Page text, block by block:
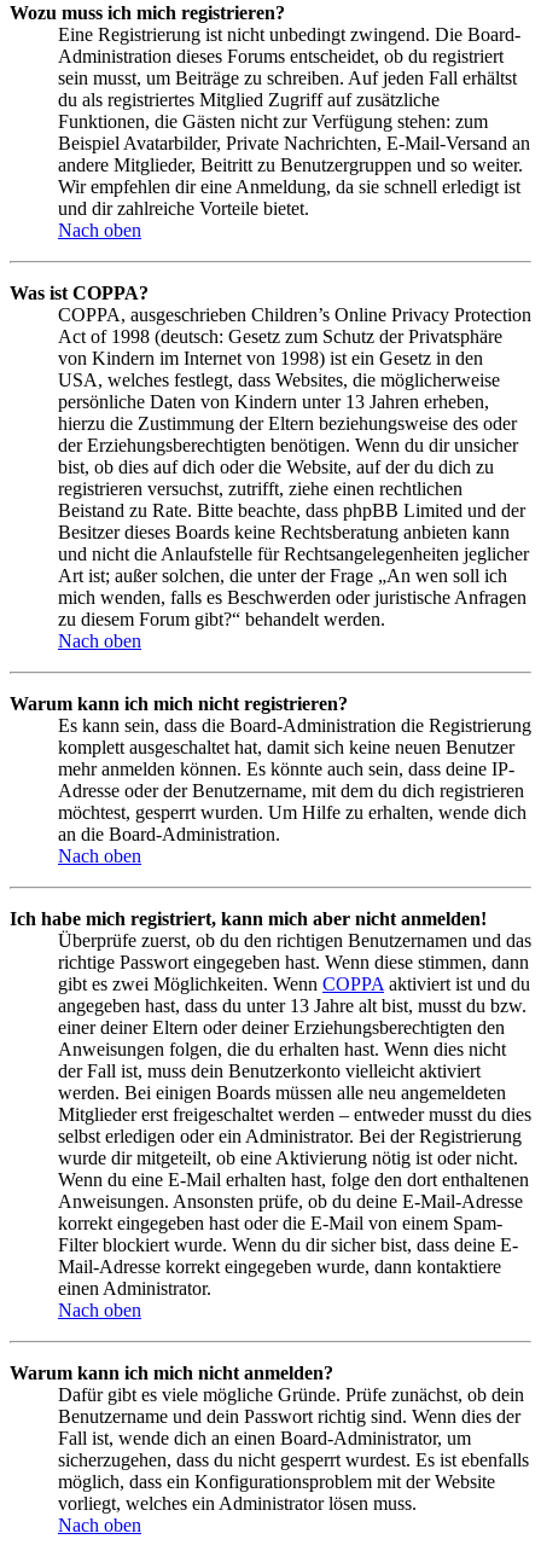
Wozu muss ich mich registrieren?
Eine Registrierung ist nicht unbedingt zwingend. Die Board-
Administration dieses Forums entscheidet, ob du registriert
sein musst, um Beiträge zu schreiben. Auf jeden Fall erhältst
du als registriertes Mitglied Zugriff auf zusätzliche
Funktionen, die Gästen nicht zur Verfügung stehen: zum
Beispiel Avatarbilder, Private Nachrichten, E-Mail-Versand an
andere Mitglieder, Beitritt zu Benutzergruppen und so weiter.
Wir empfehlen dir eine Anmeldung, da sie schnell erledigt ist
und dir zahlreiche Vorteile bietet.
Nach oben
Was ist COPPA?
COPPA, ausgeschrieben Children’s Online Privacy Protection
Act of 1998 (deutsch: Gesetz zum Schutz der Privatsphäre
von Kindern im Internet von 1998) ist ein Gesetz in den
USA, welches festlegt, dass Websites, die möglicherweise
persönliche Daten von Kindern unter 13 Jahren erheben,
hierzu die Zustimmung der Eltern beziehungsweise des oder
der Erziehungsberechtigten benötigen. Wenn du dir unsicher
bist, ob dies auf dich oder die Website, auf der du dich zu
registrieren versuchst, zutrifft, ziehe einen rechtlichen
Beistand zu Rate. Bitte beachte, dass phpBB Limited und der
Besitzer dieses Boards keine Rechtsberatung anbieten kann
und nicht die Anlaufstelle für Rechtsangelegenheiten jeglicher
Art ist; außer solchen, die unter der Frage „An wen soll ich
mich wenden, falls es Beschwerden oder juristische Anfragen
zu diesem Forum gibt?“ behandelt werden.
Nach oben
Warum kann ich mich nicht registrieren?
Es kann sein, dass die Board-Administration die Registrierung
komplett ausgeschaltet hat, damit sich keine neuen Benutzer
mehr anmelden können. Es könnte auch sein, dass deine IP-
Adresse oder der Benutzername, mit dem du dich registrieren
möchtest, gesperrt wurden. Um Hilfe zu erhalten, wende dich
an die Board-Administration.
Nach oben
Ich habe mich registriert, kann mich aber nicht anmelden!
Überprüfe zuerst, ob du den richtigen Benutzernamen und das
richtige Passwort eingegeben hast. Wenn diese stimmen, dann
gibt es zwei Möglichkeiten. Wenn COPPA aktiviert ist und du
angegeben hast, dass du unter 13 Jahre alt bist, musst du bzw.
einer deiner Eltern oder deiner Erziehungsberechtigten den
Anweisungen folgen, die du erhalten hast. Wenn dies nicht
der Fall ist, muss dein Benutzerkonto vielleicht aktiviert
werden. Bei einigen Boards müssen alle neu angemeldeten
Mitglieder erst freigeschaltet werden – entweder musst du dies
selbst erledigen oder ein Administrator. Bei der Registrierung
wurde dir mitgeteilt, ob eine Aktivierung nötig ist oder nicht.
Wenn du eine E-Mail erhalten hast, folge den dort enthaltenen
Anweisungen. Ansonsten prüfe, ob du deine E-Mail-Adresse
korrekt eingegeben hast oder die E-Mail von einem Spam-
Filter blockiert wurde. Wenn du dir sicher bist, dass deine E-
Mail-Adresse korrekt eingegeben wurde, dann kontaktiere
einen Administrator.
Nach oben
Warum kann ich mich nicht anmelden?
Dafür gibt es viele mögliche Gründe. Prüfe zunächst, ob dein
Benutzername und dein Passwort richtig sind. Wenn dies der
Fall ist, wende dich an einen Board-Administrator, um
sicherzugehen, dass du nicht gesperrt wurdest. Es ist ebenfalls
möglich, dass ein Konfigurationsproblem mit der Website
vorliegt, welches ein Administrator lösen muss.
Nach oben